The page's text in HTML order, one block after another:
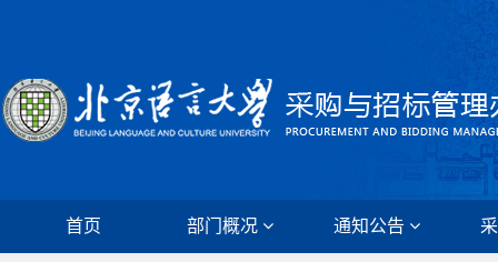
首页 部门概况 通知公告